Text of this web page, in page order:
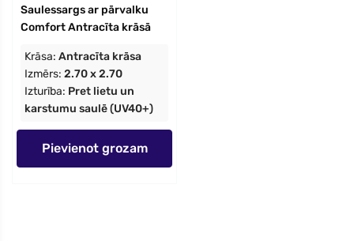
Saulessargs ar pārvalku
Comfort Antracīta krāsā
Krāsa: Antracīta krāsa
Izmērs: 2.70 x 2.70
Izturība: Pret lietu un
karstumu saulē (UV40+)
Pievienot grozam